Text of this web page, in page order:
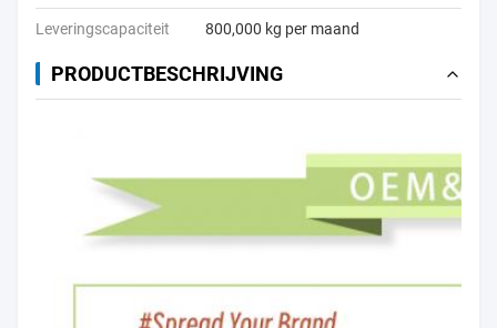
Leveringscapaciteit 800,000 kg per maand
PRODUCTBESCHRIJVING